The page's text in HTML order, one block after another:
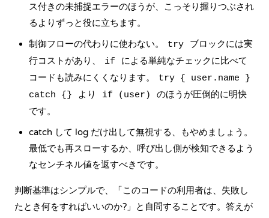
ス付きの未捕捉エラーのほうが、こっそり握りつぶされ
るよりずっと役に立ちます。
制御フローの代わりに使わない。
try
ブロックには実
行コストがあり、
if
による単純なチェックに比べて
コードも読みにくくなります。
try { user.name }
catch {}
より if (user)
のほうが圧倒的に明快
です。
catch して log だけ出して無視する、もやめましょう。
最低でも再スローするか、呼び出し側が検知できるよう
なセンチネル値を返すべきです。
判断基準はシンプルで、「このコードの利用者は、失敗し
たとき何をすればいいのか?」と自問することです。答えが